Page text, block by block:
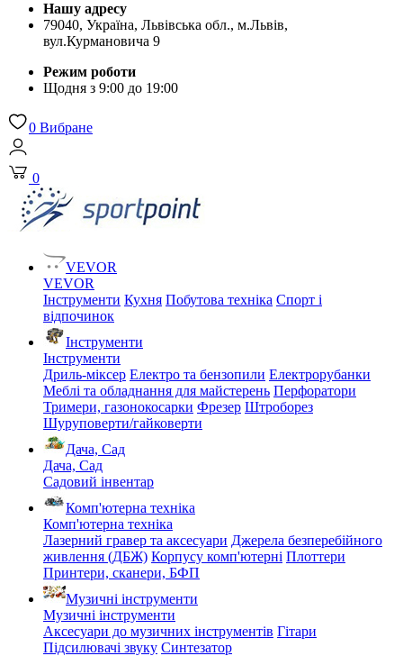
Нашу адресу
79040, Україна, Львівська обл., м.Львів,
вул.Курмановича 9
Режим роботи
Щодня з 9:00 до 19:00
0 Вибране
0
VEVOR
VEVOR
Інструменти Кухня Побутова техніка Спорт і
відпочинок
Інструменти
Інструменти
Дриль-міксер Електро та бензопили Електрорубанки
Меблі та обладнання для майстерень Перфоратори
Тримери, газонокосарки Фрезер Штроборез
Шуруповерти/гайковерти
Дача, Сад
Дача, Сад
Садовий інвентар
Комп'ютерна техніка
Комп'ютерна техніка
Лазерний гравер та аксесуари Джерела безперебійного
живлення (ДБЖ) Корпусу комп'ютерні Плоттери
Принтери, сканери, БФП
Музичні інструменти
Музичні інструменти
Аксесуари до музичних інструментів Гітари
Підсилювачі звуку Синтезатор